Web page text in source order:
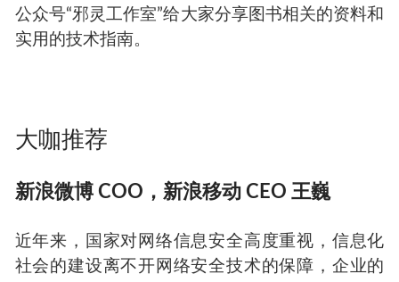
公众号“邪灵工作室”给大家分享图书相关的资料和
实用的技术指南。
大咖推荐
新浪微博COO ，新浪移动CEO 王巍
近年来，国家对网络信息安全高度重视，信息化
社会的建设离不开网络安全技术的保障，企业的